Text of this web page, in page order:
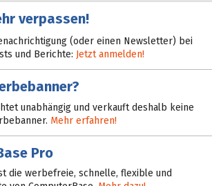
verpassen!
(oder einen Newsletter) bei
und Berichte: Jetzt anmelden!
unabhängig und verkauft deshalb keine
Mehr erfahren!
Pro
die werbefreie, schnelle, flexible und